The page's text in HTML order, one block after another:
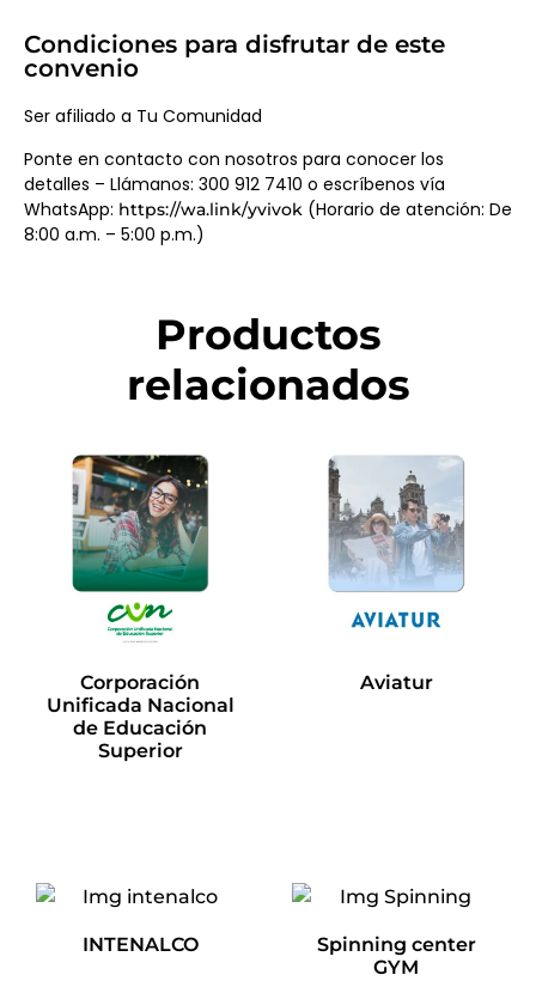
Condiciones para disfrutar de este
convenio
Ser afiliado a Tu Comunidad
Ponte en contacto con nosotros para conocer los
detalles – Llámanos: 300 912 7410 o escríbenos vía
WhatsApp: https://wa.link/yvivok (Horario de atención: De
8:00 a.m. – 5:00 p.m.)
Productos
relacionados
Corporación
Unificada Nacional
de Educación
Superior
Aviatur
INTENALCO
Spinning center
GYM